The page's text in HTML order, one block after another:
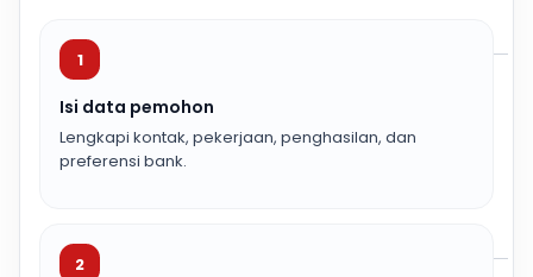
1
Isi data pemohon
Lengkapi kontak, pekerjaan, penghasilan, dan
preferensi bank.
2